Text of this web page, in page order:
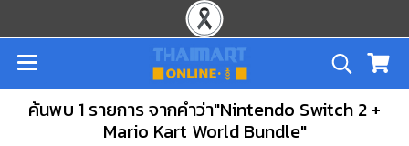
ค้นพบ 1 รายการ จากคำว่า"Nintendo Switch 2 +
Mario Kart World Bundle"